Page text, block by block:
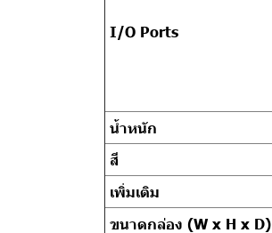
I/O Ports
น้ำหนัก
สี
เพิ่มเติม
ขนาดกล่อง (W x H x D)